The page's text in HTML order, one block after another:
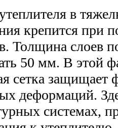
в
крепится при
Толщина слоев
50 мм. В этой
сетка
деформаций.
системах,